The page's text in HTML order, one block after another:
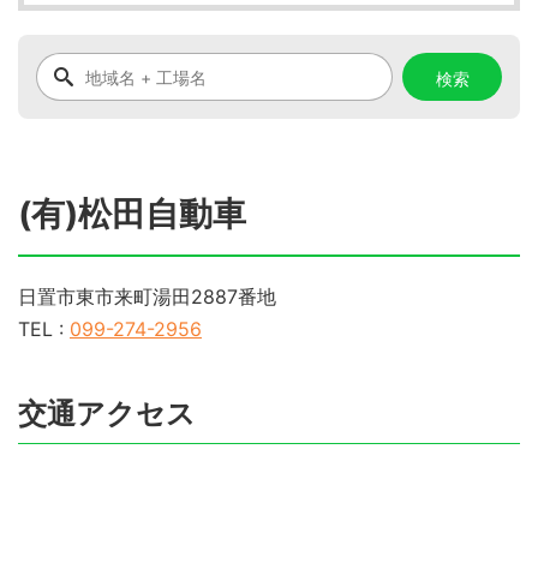
(有)松田自動車
日置市東市来町湯田2887番地
TEL : 099-274-2956
交通アクセス